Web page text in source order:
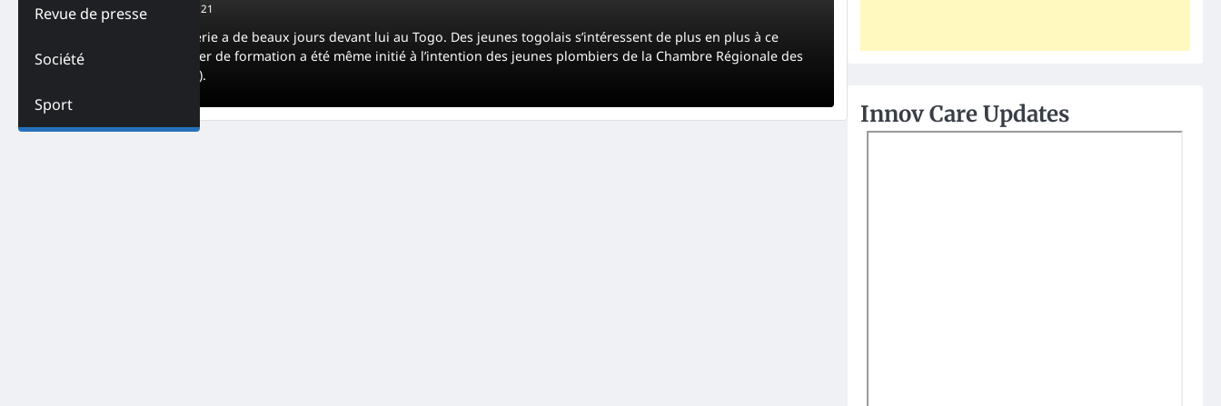
Revue de presse
Société
Sport
Godfrey AKPA May 31, 2021
Le secteur de la plomberie a de beaux jours devant lui au Togo. Des jeunes togolais s’intéressent de plus en plus à ce
métier. Samedi, un atelier de formation a été même initié à l’intention des jeunes plombiers de la Chambre Régionale des
Métiers de Lomé (CRML).
Innov Care Updates